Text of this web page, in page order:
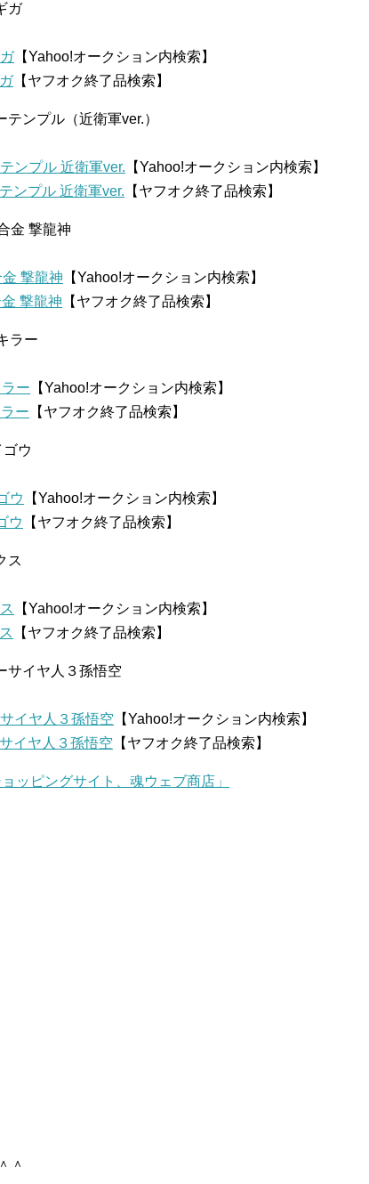
ガ
【Yahoo!オークション内検索】
【ヤフオク終了品検索】
テンプル（近衛軍ver.）
ンプル 近衛軍ver. 【Yahoo!オークション内検索】
ンプル 近衛軍ver. 【ヤフオク終了品検索】
金 撃龍神
撃龍神 【Yahoo!オークション内検索】
撃龍神 【ヤフオク終了品検索】
ラー
ー 【Yahoo!オークション内検索】
ー 【ヤフオク終了品検索】
ウ
ウ
【Yahoo!オークション内検索】
ウ
【ヤフオク終了品検索】
ス
【Yahoo!オークション内検索】
【ヤフオク終了品検索】
サイヤ人３孫悟空
イヤ人３孫悟空 【Yahoo!オークション内検索】
イヤ人３孫悟空 【ヤフオク終了品検索】
ッピングサイト、魂ウェブ商店」
＾